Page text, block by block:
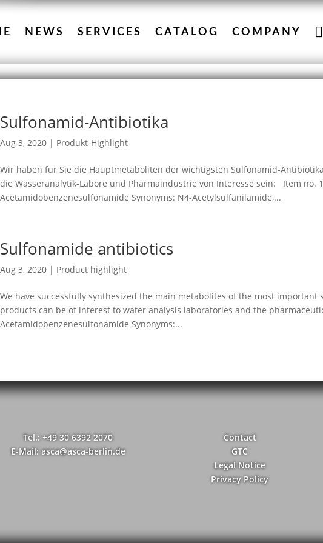
NEWS SERVICES CATALOG COMPANY 
Sulfonamid-Antibiotika
Aug 3, 2020| Produkt-Highlight
Wir haben für Sie die Hauptmetaboliten der wichtigsten Sulfonamid-
die Wasseranalytik-Labore und Pharmaindustrie von Interesse sein: Item no.
Acetamidobenzenesulfonamide Synonyms: N4-Acetylsulfanilamide,...
Sulfonamide antibiotics
Aug 3, 2020| Product highlight
We have successfully synthesized the main metabolites of the most important
products can be of interest to water analysis laboratories and the
Acetamidobenzenesulfonamide Synonyms:...
Tel.: +49 30 6392 2070
E-Mail: asca@asca-berlin.de
Contact
GTC
Legal Notice
Privacy Policy